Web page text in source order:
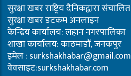
सुरक्षा खबर राष्ट्रिय दैनिकद्वारा संचालित
सुरक्षा खबर डटकम अनलाइन
केन्द्रिय कार्यालय: लहान नगरपालिका
शाखा कार्यालय: काठमाडौं, जनकपुर
इमेल : surkshakhabar@gmail.com
वेवसाइट:surkshakhabar.com